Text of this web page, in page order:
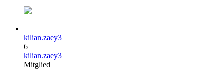
kilian.zaey3
6
kilian.zaey3
Mitglied